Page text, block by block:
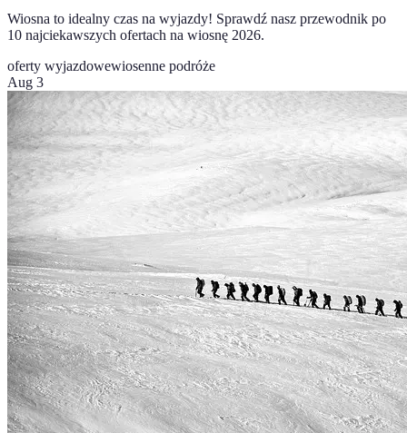
Wiosna to idealny czas na wyjazdy! Sprawdź nasz przewodnik po
10 najciekawszych ofertach na wiosnę 2026.
oferty wyjazdowewiosenne podróże
Aug 3